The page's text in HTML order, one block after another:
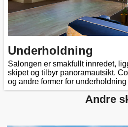
Underholdning
Salongen er smakfullt innredet,
skipet og tilbyr panoramautsikt.
og andre former for underholdning
Andre